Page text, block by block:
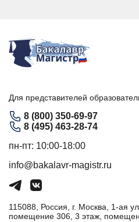
Для представителей
8 (800) 350-69-97
8 (495) 463-28-74
пн-пт: 10:00-18:00
info@bakalavr-magistr.ru
115088, Россия, г. Москва, 1-ая
помещение 306, 3 этаж,